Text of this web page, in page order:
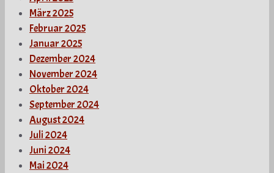
März 2025
Februar 2025
Januar 2025
Dezember 2024
November 2024
Oktober 2024
September 2024
August 2024
Juli 2024
Juni 2024
Mai 2024